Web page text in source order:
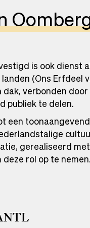
is ook dienst
(Ons Erfdeel
verbonden
publiek te delen.
een
gerealiseerd
rol op te nemen.